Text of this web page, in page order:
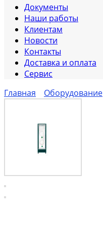
Документы
Наши работы
Клиентам
Новости
Контакты
Доставка и оплата
Сервис
Главная
Оборудование